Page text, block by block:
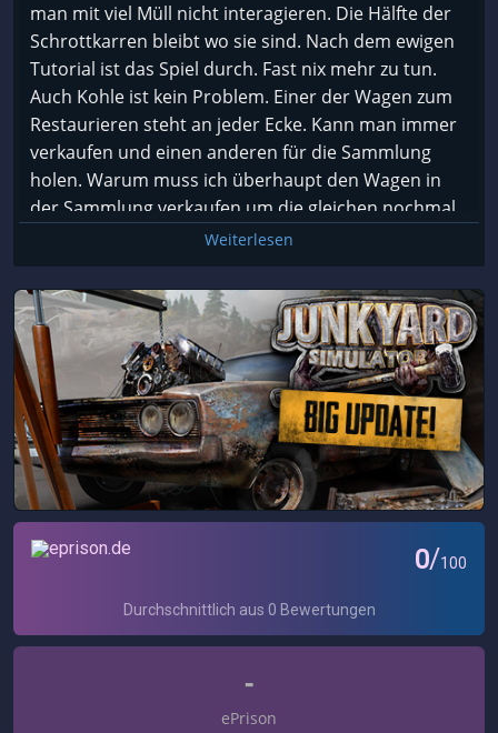
All in All bin ich geteilter Meinung klar es ist early
Acess aber die Fehler die Auftreten sollten nach fast
n Halben Jahr solangsam eigentlich raus sein! Die
Grundidee und das Grundkonzept muss ich sagen
Spricht mich sehr an aber aufgrund der vielen
fehler und Bugs usw. muss ich sagen überlegt es
euch gut ob ihrs Kauft. man kann Teilweise sagen es
kommt einem Rüber als wollte der Publisher nur
geld machen und hat keine Liebe investiert.
Ich hoffe ich kann meine meimung bald korrigieren
wenn die entwickler mehr engagement zeigen und
dies investieren
mfg hacker007
man mit viel Müll nicht interagieren. Die Hälfte der
Schrottkarren bleibt wo sie sind. Nach dem ewigen
Tutorial ist das Spiel durch. Fast nix mehr zu tun.
Auch Kohle ist kein Problem. Einer der Wagen zum
Restaurieren steht an jeder Ecke. Kann man immer
verkaufen und einen anderen für die Sammlung
holen. Warum muss ich überhaupt den Wagen in
der Sammlung verkaufen um die gleichen nochmal
restaurieren zu dürfen? Unnötig
Leveln geht am Anfang schnell, nach dem Tutorial
ist es ein ewiges Grinden.
Ist zwar noch Early Access, glaube aber nicht, dass
sich da noch irgendwas grundlegend verbessert.
Nix mit Aufbau eines eigenen Schrottplatzes...
Weiterlesen
-
ePrison